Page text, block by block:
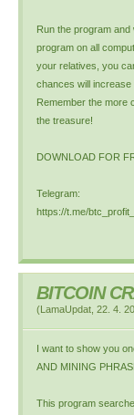
Run the program
program on all
your relatives, you
chances will increase
Remember the more
the treasure!
DOWNLOAD FOR
Telegram:
https://t.me/
BITCOIN
(LamaUpdat 22. 4.
I want to show you
AND MINING
This program